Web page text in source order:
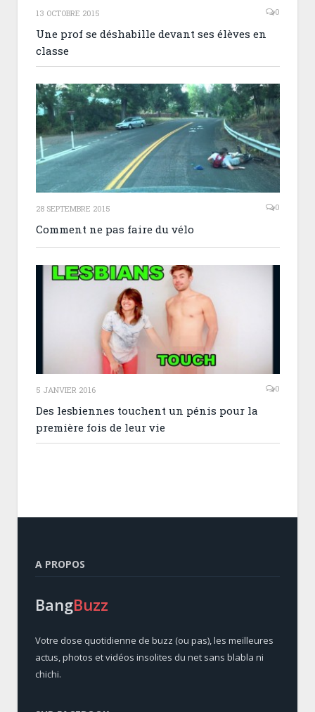
13 OCTOBRE 2015 0
Une prof se déshabille devant ses élèves en
classe
28 SEPTEMBRE 2015 0
Comment ne pas faire du vélo
5 JANVIER 2016 0
Des lesbiennes touchent un pénis pour la
première fois de leur vie
A PROPOS
BangBuzz
Votre dose quotidienne de buzz (ou pas), les meilleures
actus, photos et vidéos insolites du net sans blabla ni
chichi.